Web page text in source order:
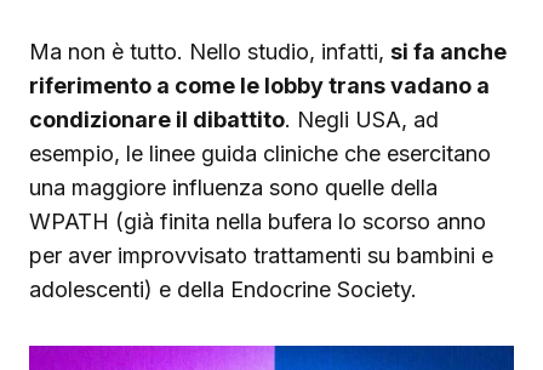
Ma non è tutto. Nello studio, infatti, si fa anche
riferimento a come le lobby trans vadano a
condizionare il dibattito. Negli USA, ad
esempio, le linee guida cliniche che esercitano
una maggiore influenza sono quelle della
WPATH (già finita nella bufera lo scorso anno
per aver improvvisato trattamenti su bambini e
adolescenti) e della Endocrine Society.